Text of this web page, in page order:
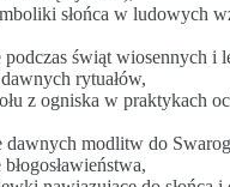
słońca w ludowych
podczas świąt wiosennych i
rytuałów,
z ogniska w praktykach
dawnych modlitw do